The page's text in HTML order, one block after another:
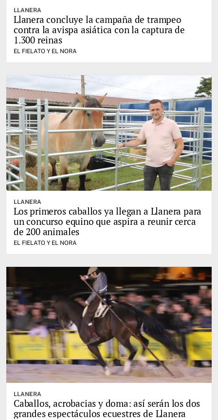
LLANERA
Llanera concluye la campaña de trampeo
contra la avispa asiática con la captura de
1.300 reinas
EL FIELATO Y EL NORA
LLANERA
Los primeros caballos ya llegan a Llanera para
un concurso equino que aspira a reunir cerca
de 200 animales
EL FIELATO Y EL NORA
LLANERA
Caballos, acrobacias y doma: así serán los dos
grandes espectáculos ecuestres de Llanera